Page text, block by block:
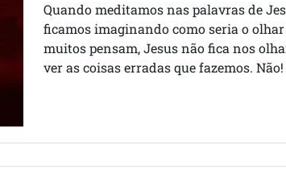
Quando meditamos nas palavras de
ficamos imaginando como seria o
muitos pensam, Jesus não fica nos
ver as coisas erradas que fazemos. Não!